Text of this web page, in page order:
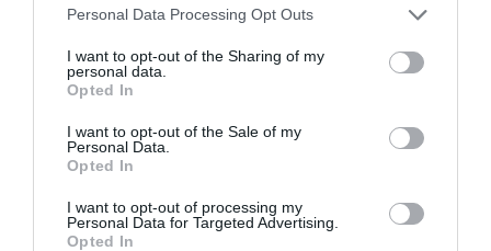
Personal Data Processing Opt Outs
I want to opt-out of the Sharing of my
personal data.
Opted In
I want to opt-out of the Sale of my
Personal Data.
Opted In
I want to opt-out of processing my
Personal Data for Targeted Advertising.
Opted In